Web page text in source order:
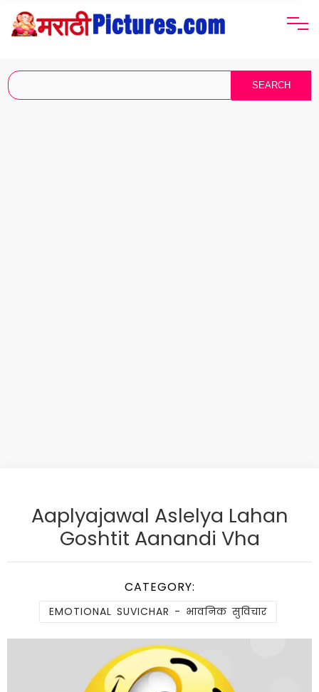
Aaplyajawal Aslelya Lahan
Goshtit Aanandi Vha
CATEGORY:
EMOTIONAL SUVICHAR - भावनिक सुविचार